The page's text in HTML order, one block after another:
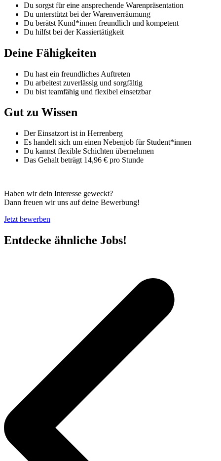
Du sorgst für eine ansprechende Warenpräsentation
Du unterstützt bei der Warenverräumung
Du berätst Kund*innen freundlich und kompetent
Du hilfst bei der Kassiertätigkeit
Deine Fähigkeiten
Du hast ein freundliches Auftreten
Du arbeitest zuverlässig und sorgfältig
Du bist teamfähig und flexibel einsetzbar
Gut zu Wissen
Der Einsatzort ist in Herrenberg
Es handelt sich um einen Nebenjob für Student*innen
Du kannst flexible Schichten übernehmen
Das Gehalt beträgt 14,96 € pro Stunde
Haben wir dein Interesse geweckt?
Dann freuen wir uns auf deine Bewerbung!
Jetzt bewerben
Entdecke ähnliche Jobs!